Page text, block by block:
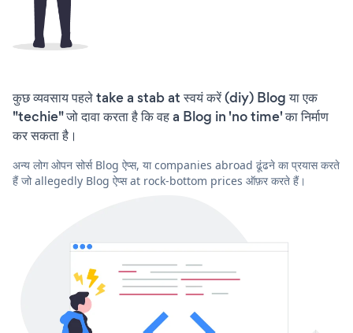
कुछ व्यवसाय पहले take a stab at स्वयं करें (diy) Blog या एक
"techie" जो दावा करता है कि वह a Blog in 'no time' का निर्माण
कर सकता है।
अन्य लोग ओपन सोर्स Blog ऐप्स, या companies abroad ढूंढने का प्रयास करते
हैं जो allegedly Blog ऐप्स at rock-bottom prices ऑफ़र करते हैं।